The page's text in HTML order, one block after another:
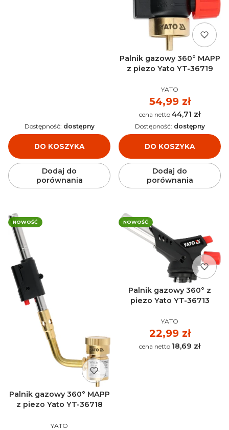
DO KOSZYKA
Dostępność: dostępny
Dodaj do
porównania
Palnik gazowy 360° MAPP
z piezo Yato YT-36719
PRODUCENT
YATO
Cena
54,99 zł
Cena 44,71 zł
DO KOSZYKA
Dostępność: dostępny
Dodaj do
porównania
NOWOŚĆ
Palnik gazowy 360° MAPP
z piezo Yato YT-36718
PRODUCENT
YATO
NOWOŚĆ
Palnik gazowy 360° z
piezo Yato YT-36713
PRODUCENT
YATO
Cena
22,99 zł
Cena 18,69 zł